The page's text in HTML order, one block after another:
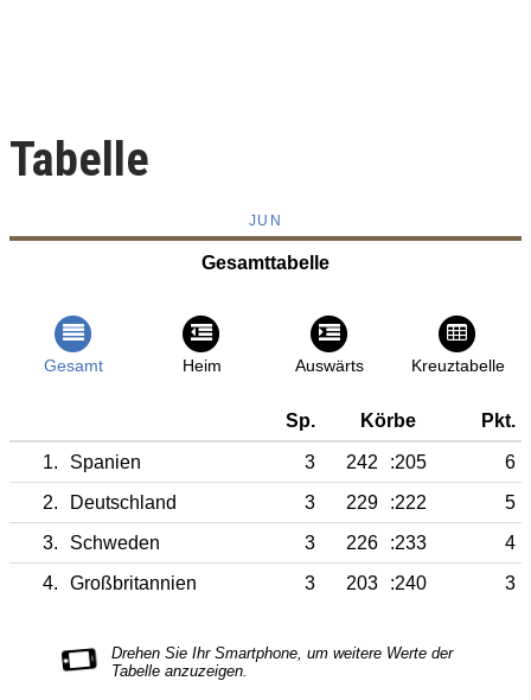
Tabelle
JUN
Gesamttabelle
Gesamt Heim Auswärts Kreuztabelle
Sp. Körbe Pkt.
1. Spanien 3 242 :205
6
2.
Deutschland 3 229 :222
5
3.
Schweden 3 226 :233
4
4.
Großbritannien 3 203 :240 3